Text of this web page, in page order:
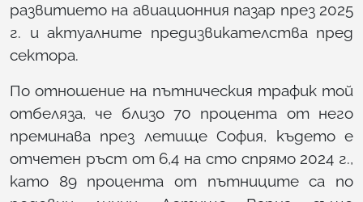
развитието на авиационния пазар през 2025
г. и актуалните предизвикателства пред
сектора.
По отношение на пътническия трафик той
отбеляза, че близо 70 процента от него
преминава през летище София, където е
отчетен ръст от 6,4 на сто спрямо 2024 г.,
като 89 процента от пътниците са по